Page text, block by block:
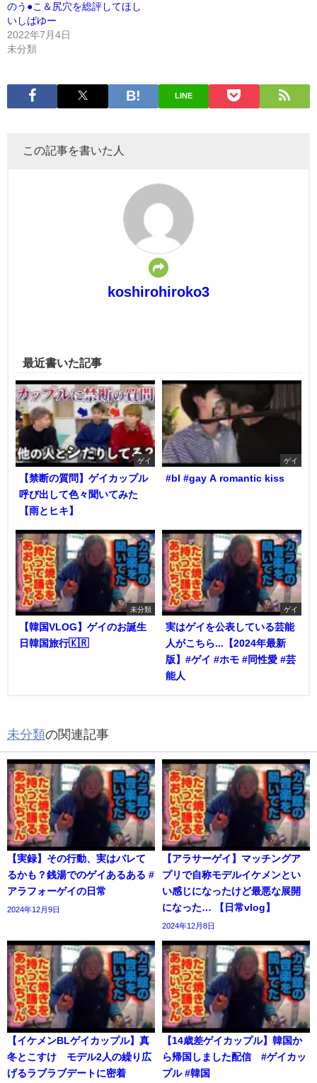
のう●こ＆尻穴を総評してほし
いしばゆー
2022年7月4日
未分類
LINE
この記事を書いた人
koshirohiroko3
最近書いた記事
ゲイ
【禁断の質問】ゲイカップル
呼び出して色々聞いてみた
【雨とヒキ】
ゲイ
#bl #gay A romantic kiss
未分類
【韓国VLOG】ゲイのお誕生
日韓国旅行🇰🇷
ゲイ
実はゲイを公表している芸能
人がこちら...【2024年最新
版】#ゲイ #ホモ #同性愛 #芸
能人
未分類の関連記事
【実録】その行動、実はバレて
るかも？銭湯でのゲイあるある #
アラフォーゲイの日常
2024年12月9日
【アラサーゲイ】マッチングア
プリで自称モデルイケメンとい
い感じになったけど最悪な展開
になった… 【日常vlog】
2024年12月8日
【イケメンBLゲイカップル】真
冬とこすけ モデル2人の繰り広
げるラブラブデートに密着
【14歳差ゲイカップル】韓国か
ら帰国しました配信 #ゲイカッ
プル #韓国